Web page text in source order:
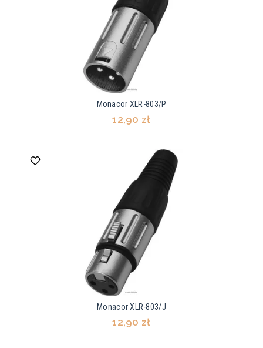
Monacor XLR-803/P
12,90 zł
Monacor XLR-803/J
12,90 zł